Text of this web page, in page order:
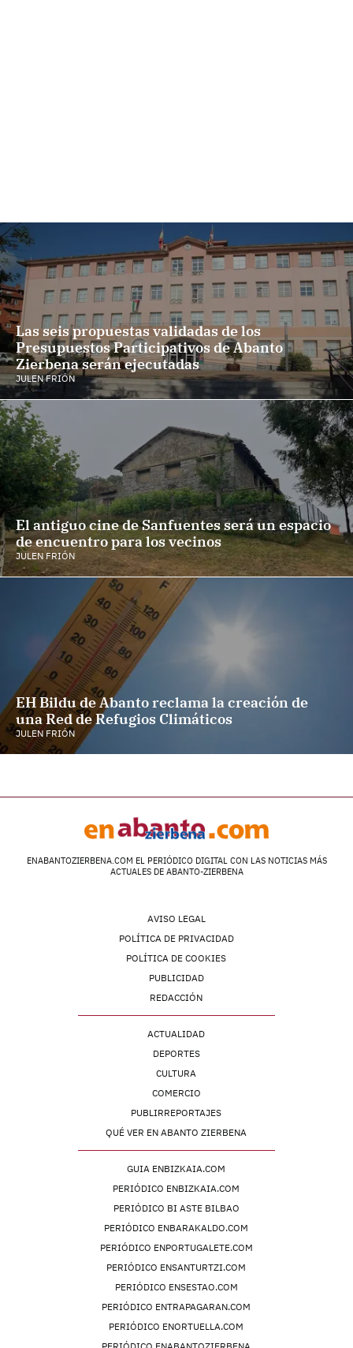
Las seis propuestas validadas de los
Presupuestos Participativos de Abanto
Zierbena serán ejecutadas
JULEN FRIÓN
El antiguo cine de Sanfuentes será un espacio
de encuentro para los vecinos
JULEN FRIÓN
EH Bildu de Abanto reclama la creación de
una Red de Refugios Climáticos
JULEN FRIÓN
ENABANTOZIERBENA.COM EL PERIÓDICO DIGITAL CON LAS NOTICIAS MÁS
ACTUALES DE ABANTO-ZIERBENA
AVISO LEGAL
POLÍTICA DE PRIVACIDAD
POLÍTICA DE COOKIES
PUBLICIDAD
REDACCIÓN
ACTUALIDAD
DEPORTES
CULTURA
COMERCIO
PUBLIRREPORTAJES
QUÉ VER EN ABANTO ZIERBENA
GUIA ENBIZKAIA.COM
PERIÓDICO ENBIZKAIA.COM
PERIÓDICO BI ASTE BILBAO
PERIÓDICO ENBARAKALDO.COM
PERIÓDICO ENPORTUGALETE.COM
PERIÓDICO ENSANTURTZI.COM
PERIÓDICO ENSESTAO.COM
PERIÓDICO ENTRAPAGARAN.COM
PERIÓDICO ENORTUELLA.COM